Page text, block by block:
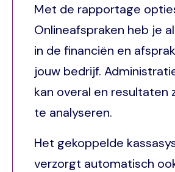
Met de rapportage
Onlineafspraken heb je
in de financiën en
jouw bedrijf.
kan overal en resultaten
te analyseren.
Het gekoppelde
verzorgt automatisch